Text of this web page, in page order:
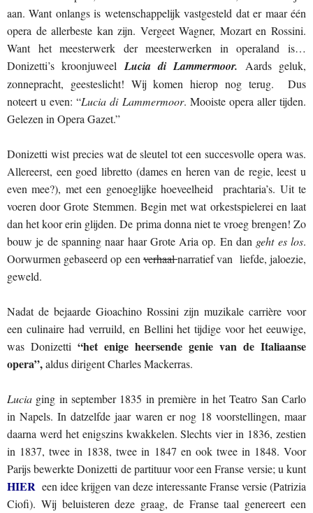
aan. Want onlangs is wetenschappelijk vastgesteld dat er maar één
opera de allerbeste kan zijn. Vergeet Wagner, Mozart en Rossini.
Want het meesterwerk der meesterwerken in operaland is…
Donizetti’s kroonjuweelLucia di Lammermoor. Aards geluk,
zonnepracht, geesteslicht! Wij komen hierop nog terug. Dus
noteert u even: “Lucia di Lammermoor. Mooiste opera aller tijden.
Gelezen in Opera Gazet.”
Donizetti wist precies wat de sleutel tot een succesvolle opera was.
Allereerst, een goed libretto (dames en heren van de regie, leest u
even mee?), met een genoeglijke hoeveelheid prachtaria’s. Uit te
voeren door Grote Stemmen. Begin met wat orkestspielerei en laat
dan het koor erin glijden. De prima donna niet te vroeg brengen! Zo
bouw je de spanning naar haar Grote Aria op. En dan geht es los.
Oorwurmen gebaseerd op eenverhaalnarratief van liefde, jaloezie,
geweld.
Nadat de bejaarde Gioachino Rossini zijn muzikale carrière voor
een culinaire had verruild, en Bellini het tijdige voor het eeuwige,
was Donizetti “het enige heersende genie van de Italiaanse
opera”,aldus dirigent Charles Mackerras.
Lucia ging in september 1835 in première in het Teatro San Carlo
in Napels. In datzelfde jaar waren er nog 18 voorstellingen, maar
daarna werd het enigszins kwakkelen. Slechts vier in 1836, zestien
in 1837, twee in 1838, twee in 1847 en ook twee in 1848. Voor
Parijs bewerkte Donizetti de partituur voor een Franse versie; u kunt
HIER een idee krijgen van deze interessante Franse versie (Patrizia
Ciofi). Wij beluisteren deze graag, de Franse taal genereert een